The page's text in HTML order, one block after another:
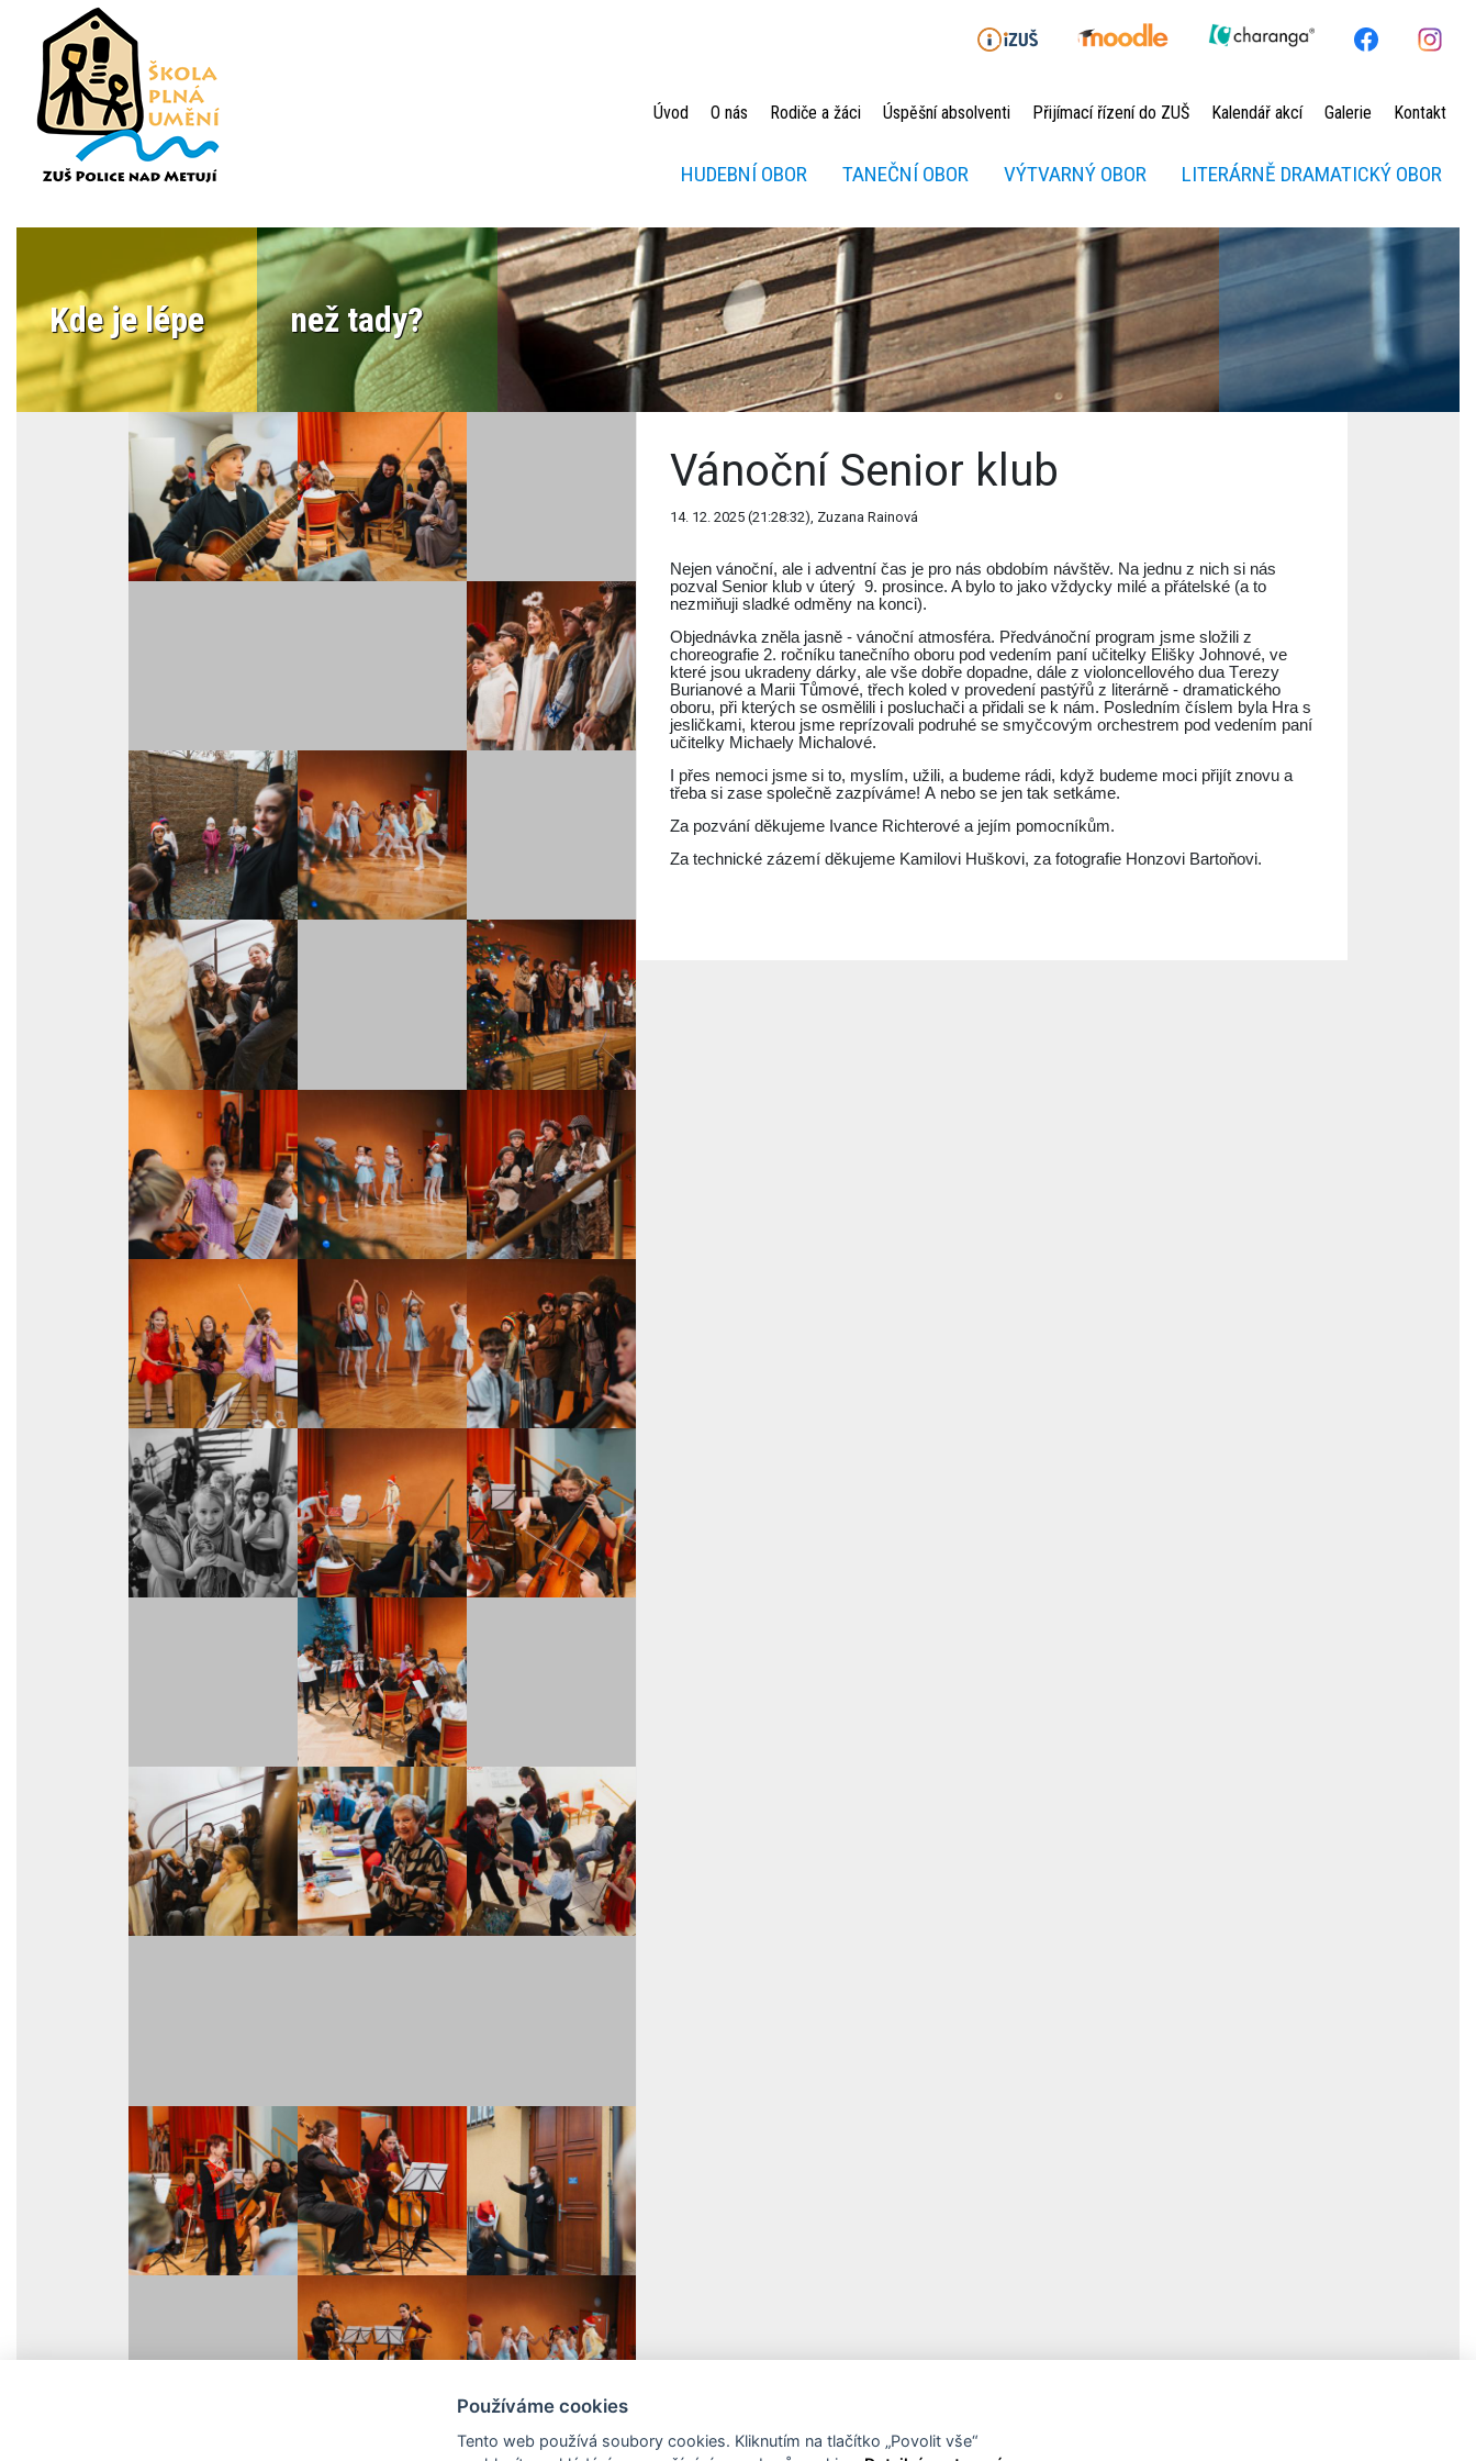
Úvod O nás Rodiče a žáci Úspěšní absolventi Přijímací řízení do ZUŠ Kalendář akcí Galerie Kontakt
HUDEBNÍ OBOR TANEČNÍ OBOR VÝTVARNÝ OBOR LITERÁRNĚ DRAMATICKÝ OBOR
Kde je lépe než tady?
Vánoční Senior klub
14. 12. 2025 (21:28:32), Zuzana Rainová
Nejen vánoční, ale i adventní čas je pro nás obdobím návštěv. Na jednu z nich si nás
pozval Senior klub v úterý 9. prosince. A bylo to jako vždycky milé a přátelské (a to
nezmiňuji sladké odměny na konci).
Objednávka zněla jasně - vánoční atmosféra. Předvánoční program jsme složili z
choreografie 2. ročníku tanečního oboru pod vedením paní učitelky Elišky Johnové, ve
které jsou ukradeny dárky, ale vše dobře dopadne, dále z violoncellového dua Terezy
Burianové a Marii Tůmové, třech koled v provedení pastýřů z literárně - dramatického
oboru, při kterých se osmělili i posluchači a přidali se k nám. Posledním číslem byla Hra s
jesličkami, kterou jsme reprízovali podruhé se smyčcovým orchestrem pod vedením paní
učitelky Michaely Michalové.
I přes nemoci jsme si to, myslím, užili, a budeme rádi, když budeme moci přijít znovu a
třeba si zase společně zazpíváme! A nebo se jen tak setkáme.
Za pozvání děkujeme Ivance Richterové a jejím pomocníkům.
Za technické zázemí děkujeme Kamilovi Huškovi, za fotografie Honzovi Bartoňovi.
Používáme cookies
Tento web používá soubory cookies. Kliknutím na tlačítko „Povolit vše“